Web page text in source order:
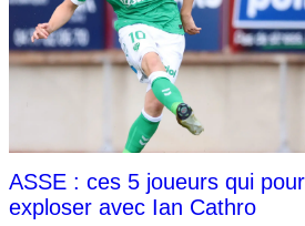
ASSE : ces 5 joueurs qui
exploser avec Ian Cathro